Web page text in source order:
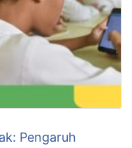
Pengaruh